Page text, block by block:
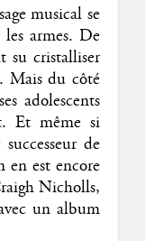
musical se
armes. De
su cristalliser
Mais du côté
adolescents
Et même si
de
en est encore
Nicholls,
un album